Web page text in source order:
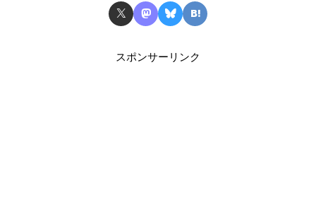
スポンサーリンク